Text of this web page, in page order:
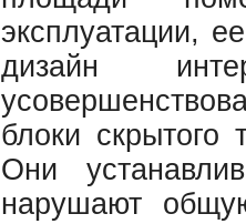
эксплуатации,
дизайн
блоки
Они
нарушают